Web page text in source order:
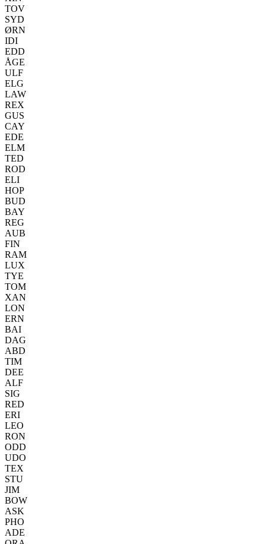
TOV
SYD
ØRN
IDI
EDD
ÅGE
ULF
ELG
LAW
REX
GUS
CAY
EDE
ELM
TED
ROD
ELI
HOP
BUD
BAY
REG
AUB
FIN
RAM
LUX
TYE
TOM
XAN
LON
ERN
BAI
DAG
ABD
TIM
DEE
ALF
SIG
RED
ERI
LEO
RON
ODD
UDO
TEX
STU
JIM
BOW
ASK
PHO
ADE